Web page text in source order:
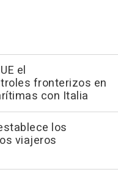
el
fronterizos en
con Italia
los
viajeros